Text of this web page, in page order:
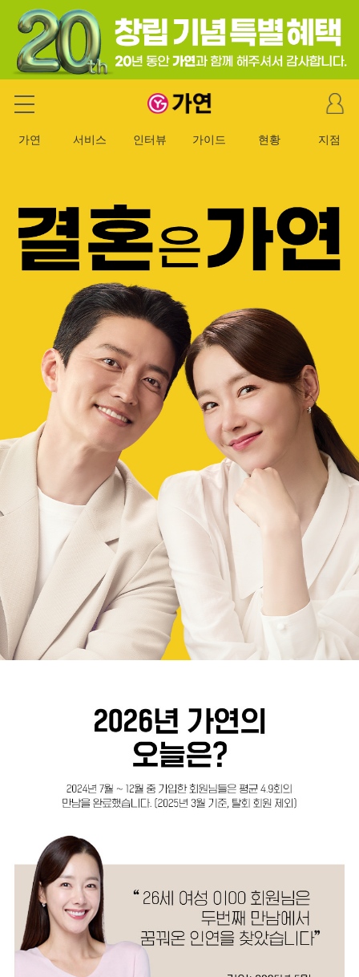
가연 결혼정보회사
마
이
이
가연 서비스 인터뷰 가이드 현황 지점